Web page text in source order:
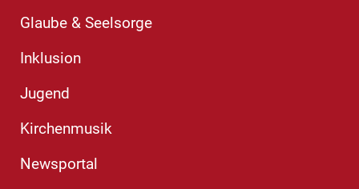
Glaube & Seelsorge
Inklusion
Jugend
Kirchenmusik
Newsportal